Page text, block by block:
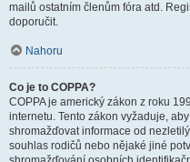
mailů ostatním členům fóra atd.
doporučit.
Nahoru
Co je to COPPA?
COPPA je americký zákon z roku
internetu. Tento zákon vyžaduje,
shromažďovat informace od
souhlas rodičů nebo nějaké jiné